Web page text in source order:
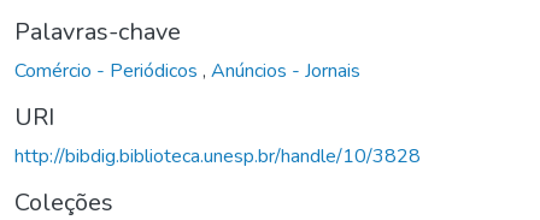
Palavras-chave
Comércio - Periódicos , Anúncios - Jornais
URI
http://bibdig.biblioteca.unesp.br/handle/10/3828
Coleções